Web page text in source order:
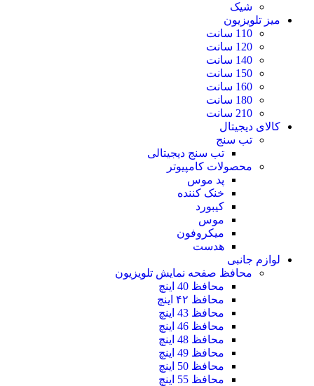
شیک
میز تلویزیون
110 سانت
120 سانت
140 سانت
150 سانت
160 سانت
180 سانت
210 سانت
کالای دیجیتال
تب سنج
تب سنج دیجیتالی
محصولات کامپیوتر
پد موس
خنک کننده
کیبورد
موس
میکروفون
هدست
لوازم جانبی
محافظ صفحه نمایش تلویزیون
محافظ 40 اینچ
محافظ ۴۲ اینچ
محافظ 43 اینچ
محافظ 46 اینچ
محافظ 48 اینچ
محافظ 49 اینچ
محافظ 50 اینچ
محافظ 55 اینچ